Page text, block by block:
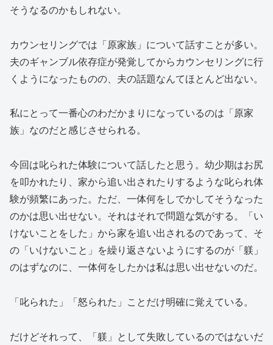
そうなるのかもしれない。
カウンセリングでは「原家族」について話すことが多い。
夫のギャンブル依存症が発覚してからカウンセリングに行
くようになったものの、夫の話題なんてほとんど出ない。
私にとって一番心のわだかまりになっているのは「原家
族」なのだと感じさせられる。
今回は叱られた体験について話したと思う。幼少期はお尻
を叩かれたり、家から追い出されたりするような叱られ体
験が頻繁にあった。ただ、一体何をしでかしてそうなった
のかは思い出せない。それはそれで問題な気がする。「い
けないことをした」から家を追い出されるのであって、そ
の「いけないこと」を繰り返さないようにするのが「躾」
のはずなのに、一体何をしたかは私は思い出せないのだ。
「叱られた」「怒られた」ことだけ明確に覚えている。
だけどそれって、「躾」として失敗しているのではないだ